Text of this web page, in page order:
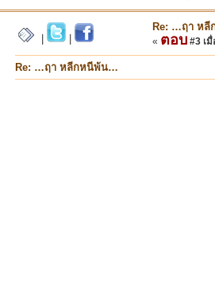
Re: …ฤา ห
« ตอบ #3 เมื่
Re: …ฤา หลีกหนีพ้น…